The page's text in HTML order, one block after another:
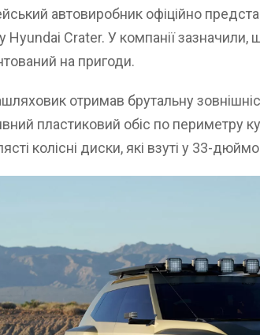
автовиробник офіційно
Hyundai Crater. У компанії
на пригоди.
отримав брутальну
пластиковий обіс по периметру
колісні диски, які взуті у 33-